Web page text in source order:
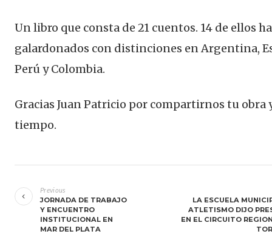
Un libro que consta de 21 cuentos. 14 de ellos
galardonados con distinciones en Argentina,
Perú y Colombia.
Gracias Juan Patricio por compartirnos tu obra
tiempo.
de
entradas
Previous
JORNADA DE TRABAJO
Y ENCUENTRO
INSTITUCIONAL EN
MAR DEL PLATA
LA ESCUELA
ATLETISMO DIJO
EN EL CIRCUITO